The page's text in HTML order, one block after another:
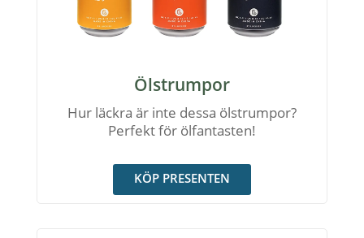
Ölstrumpor
Hur läckra är inte dessa ölstrumpor?
Perfekt för ölfantasten!
KÖP PRESENTEN